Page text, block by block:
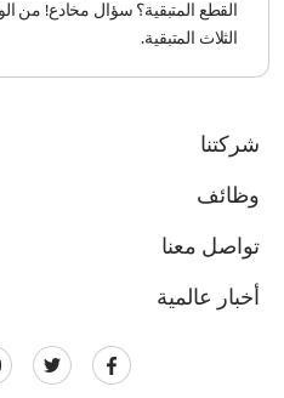
القطع المتبقية؟ سؤال مخادع! من
الثلاث المتبقية.
شركتنا
وظائف
تواصل معنا
أخبار عالمية